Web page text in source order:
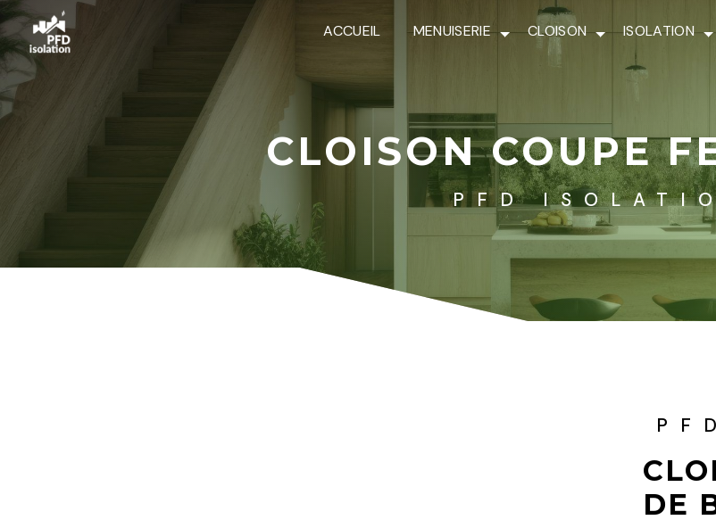
ACCUEIL MENUISERIE CLOISON ISOLATION
CLOISON COUPE
PFD
DE
Panneau de gestion des cookies